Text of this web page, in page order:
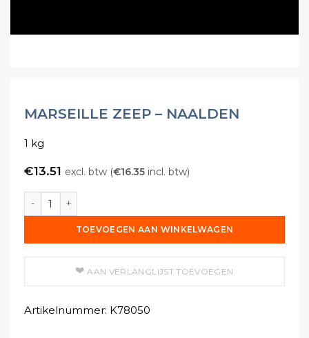
MARSEILLE ZEEP – NAALDEN
1 kg
€13.51 excl. btw (€16.35 incl. btw)
Marseille Zeep - Naalden aantal
TOEVOEGEN AAN WINKELWAGEN
AAN VERLANGLIJST TOEVOEGEN
Artikelnummer: K78050